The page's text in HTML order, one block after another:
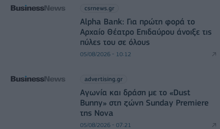
csrnews.gr
Alpha Bank: Για πρώτη φορά το
Αρχαίο Θέατρο Επιδαύρου άνοιξε τις
πύλες του σε όλους
05/08/2026 - 10:12
advertising.gr
Αγωνία και δράση με το «Dust
Bunny» στη ζώνη Sunday Premiere
της Nova
05/08/2026 - 07:21